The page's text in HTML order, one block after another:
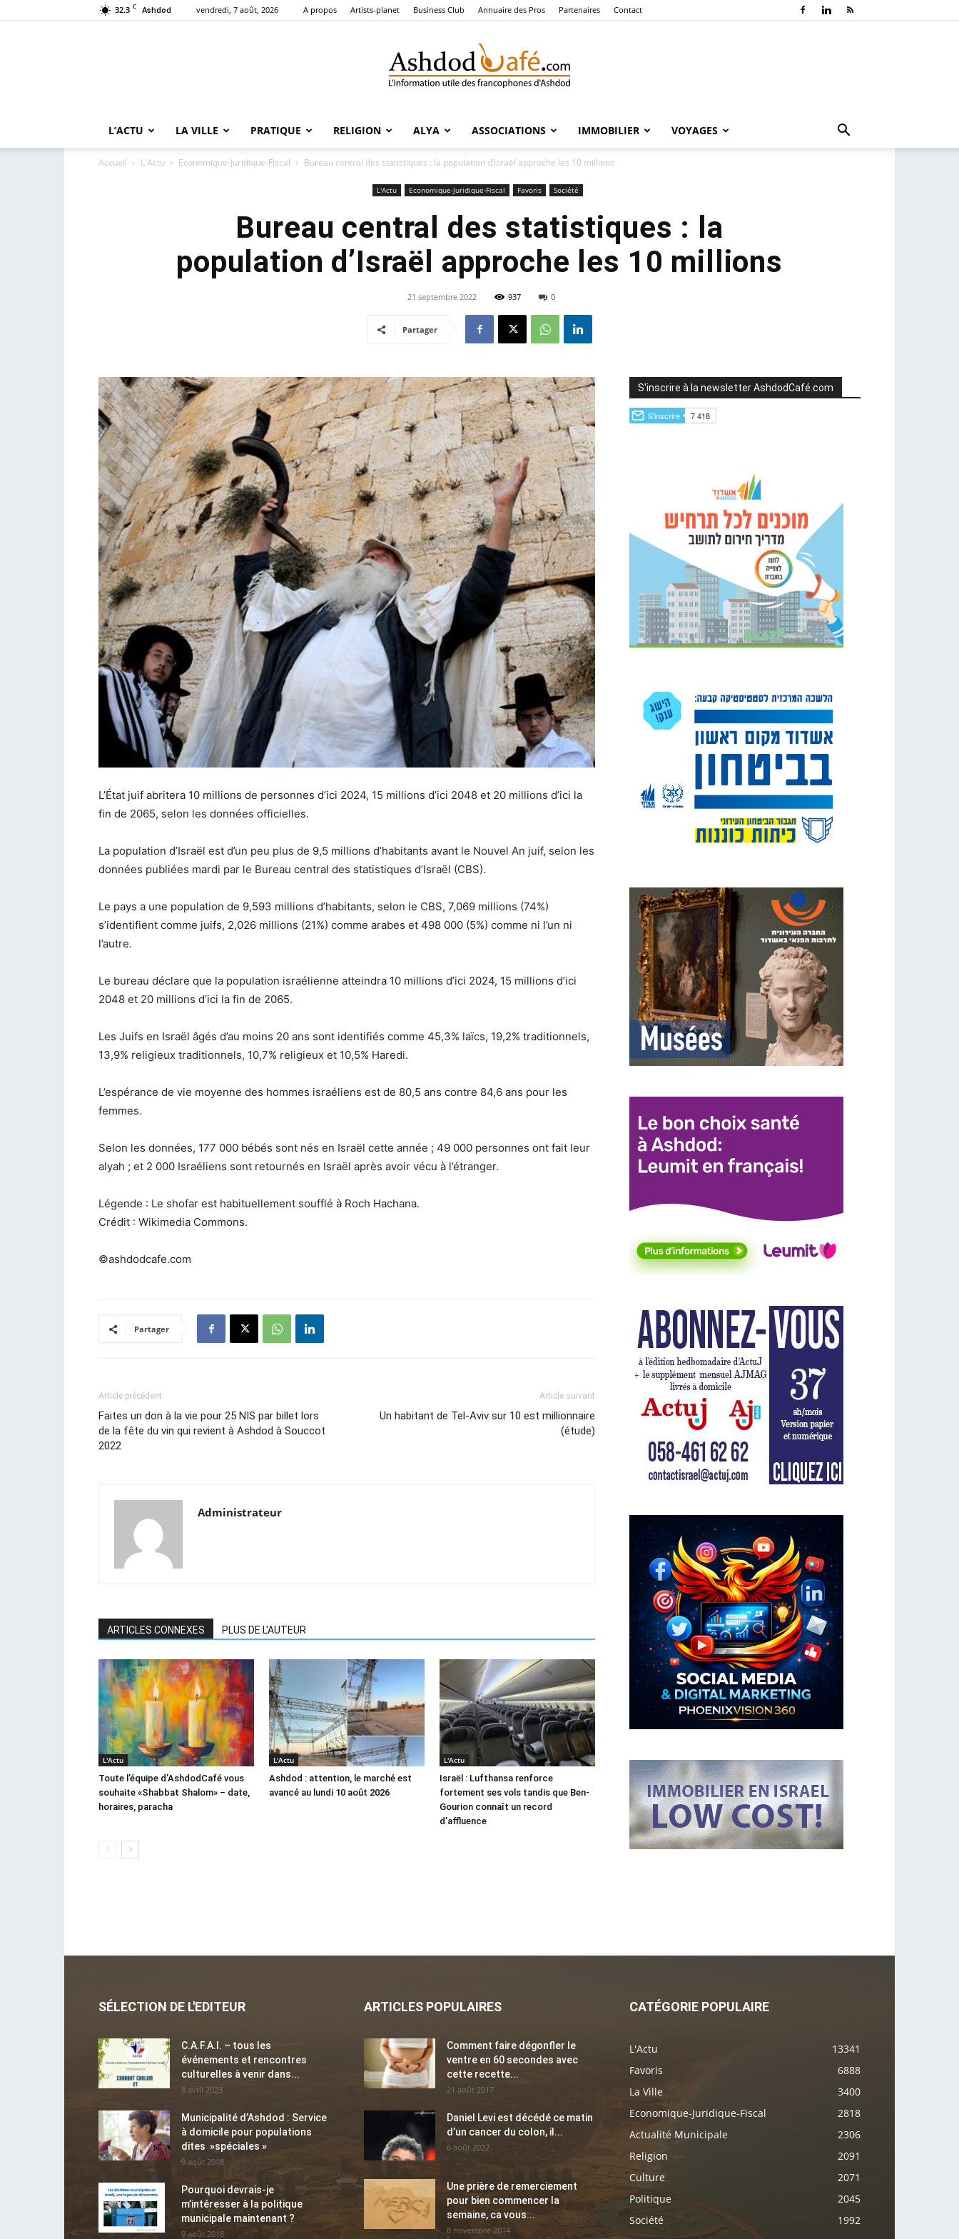
32.3 C Ashdod vendredi, 7 août, 2026 A propos Artists-planet Business Club Annuaire des Pros Partenaires Contact
Café
L’ACTU LA VILLE PRATIQUE RELIGION ALYA ASSOCIATIONS IMMOBILIER VOYAGES
Accueil L'Actu Economique-Juridique-Fiscal Bureau central des statistiques : la population d’Israël approche les 10 millions
L'Actu Economique-Juridique-Fiscal Favoris Société
Bureau central des statistiques : la
population d’Israël approche les 10 millions
21 septembre 2022 937 0
Partager
L’État juif abritera 10 millions de personnes d’ici 2024, 15 millions d’ici 2048 et 20 millions d’ici la
fin de 2065, selon les données officielles.
La population d’Israël est d’un peu plus de 9,5 millions d’habitants avant le Nouvel An juif, selon les
données publiées mardi par le Bureau central des statistiques d’Israël (CBS).
Le pays a une population de 9,593 millions d’habitants, selon le CBS, 7,069 millions (74%)
s’identifient comme juifs, 2,026 millions (21%) comme arabes et 498 000 (5%) comme ni l’un ni
l’autre.
Le bureau déclare que la population israélienne atteindra 10 millions d’ici 2024, 15 millions d’ici
2048 et 20 millions d’ici la fin de 2065.
Les Juifs en Israël âgés d’au moins 20 ans sont identifiés comme 45,3% laïcs, 19,2% traditionnels,
13,9% religieux traditionnels, 10,7% religieux et 10,5% Haredi.
L’espérance de vie moyenne des hommes israéliens est de 80,5 ans contre 84,6 ans pour les
femmes.
Selon les données, 177 000 bébés sont nés en Israël cette année ; 49 000 personnes ont fait leur
alyah ; et 2 000 Israéliens sont retournés en Israël après avoir vécu à l’étranger.
Légende : Le shofar est habituellement soufflé à Roch Hachana.
Crédit : Wikimedia Commons.
©ashdodcafe.com
Partager
Article précédent
Faites un don à la vie pour 25 NIS par billet lors
de la fête du vin qui revient à Ashdod à Souccot
2022
Article suivant
Un habitant de Tel-Aviv sur 10 est millionnaire
(étude)
Administrateur
ARTICLES CONNEXES PLUS DE L'AUTEUR
L'Actu
Toute l’équipe d’AshdodCafé vous
souhaite «Shabbat Shalom» – date,
horaires, paracha
L'Actu
Ashdod : attention, le marché est
avancé au lundi 10 août 2026
L'Actu
Israël : Lufthansa renforce
fortement ses vols tandis que Ben-
Gourion connaît un record
d’affluence
S'inscrire à la newsletter AshdodCafé.com
SÉLECTION DE L'EDITEUR
C.A.F.A.I. – tous les
événements et rencontres
culturelles à venir dans...
8 avril 2023
Municipalité d’Ashdod : Service
à domicile pour populations
dites »spéciales »
9 août 2018
Pourquoi devrais-je
m’intéresser à la politique
municipale maintenant ?
9 août 2018
ARTICLES POPULAIRES
Comment faire dégonfler le
ventre en 60 secondes avec
cette recette...
21 août 2017
Daniel Levi est décédé ce matin
d’un cancer du colon, il...
6 août 2022
Une prière de remerciement
pour bien commencer la
semaine, ca vous...
8 novembre 2014
CATÉGORIE POPULAIRE
L'Actu
13341
Favoris
6888
La Ville
3400
Economique-Juridique-Fiscal
2818
Actualité Municipale
2306
Religion
2091
Culture
2071
Politique
2045
Société
1992